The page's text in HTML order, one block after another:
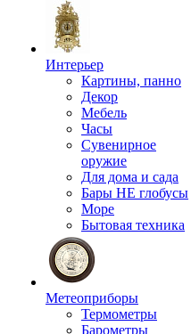
Интерьер
Картины, панно
Декор
Мебель
Часы
Сувенирное
оружие
Для дома и сада
Бары НЕ глобусы
Море
Бытовая техника
Метеоприборы
Термометры
Барометры